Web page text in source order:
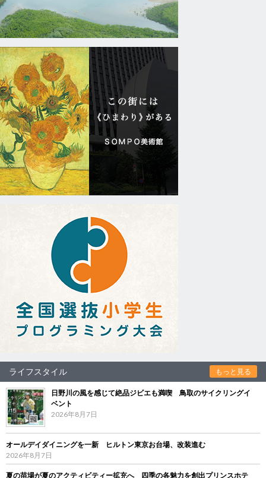
ライフスタイル もっと見る
日野川の風を感じて絶品ジビエも満喫 鳥取のサイクリングイ
ベント
2026年8月7日
オールデイダイニングを一新 ヒルトン東京お台場、改装進む
2026年8月7日
夏の苗場が夏のアクティビティー拡充へ 四季の各魅力を創出プリンスホテ